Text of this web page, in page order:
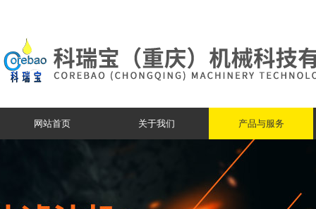
网站首页 关于我们 产品与服务